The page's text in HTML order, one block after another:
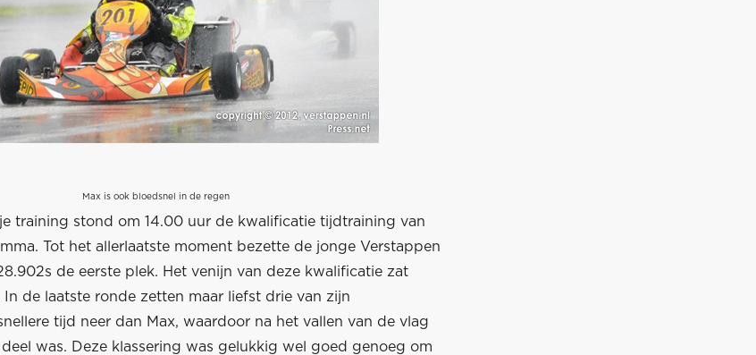
Max is ook bloedsnel in de regen
training stond om 14.00 uur de kwalificatie tijdtraining van
Tot het allerlaatste moment bezette de jonge Verstappen
de eerste plek. Het venijn van deze kwalificatie zat
In de laatste ronde zetten maar liefst drie van zijn
tijd neer dan Max, waardoor na het vallen van de vlag
was. Deze klassering was gelukkig wel goed genoeg om